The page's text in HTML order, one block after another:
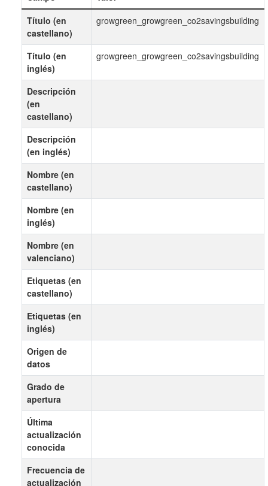
Título (en
castellano)
growgreen_growgreen_co2savingsbuilding
Título (en
inglés)
growgreen_growgreen_co2savingsbuilding
Descripción
(en
castellano)
Descripción
(en inglés)
Nombre (en
castellano)
Nombre (en
inglés)
Nombre (en
valenciano)
Etiquetas (en
castellano)
Etiquetas (en
inglés)
Origen de
datos
Grado de
apertura
Última
actualización
conocida
Frecuencia de
actualización